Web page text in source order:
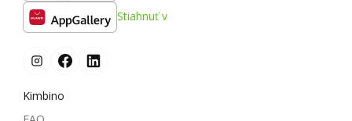
Stiahnuť v
Kimbino